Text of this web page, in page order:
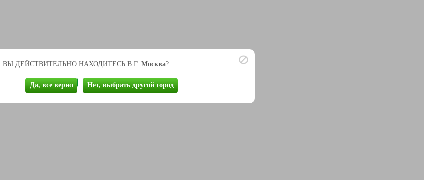
ВЫ ДЕЙСТВИТЕЛЬНО НАХОДИТЕСЬ В Г. Москва?
Да, все верно Нет, выбрать другой город